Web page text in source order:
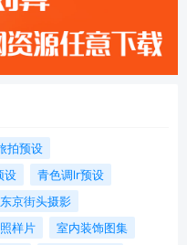
拍预设
设
青色调lr预设
东京街头摄影
样片
室内装饰图集